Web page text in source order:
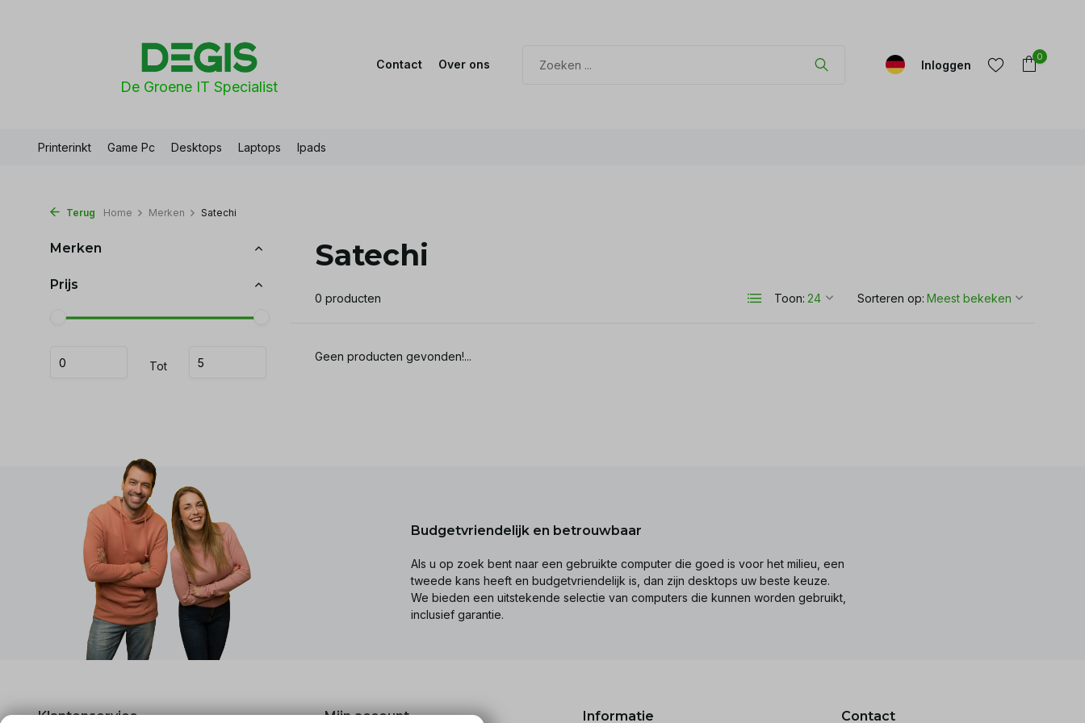
De Groene IT Specialist
Contact Over ons Inloggen
0
Printerinkt Game Pc Desktops Laptops Ipads
Terug Home Merken Satechi
Merken
Prijs
Tot
Satechi
0 producten Toon: Sorteren op:
Geen producten gevonden!...
Budgetvriendelijk en betrouwbaar
Als u op zoek bent naar een gebruikte computer die goed is voor het milieu, een
tweede kans heeft en budgetvriendelijk is, dan zijn desktops uw beste keuze.
We bieden een uitstekende selectie van computers die kunnen worden gebruikt,
inclusief garantie.
Klantenservice Mijn account Informatie Contact